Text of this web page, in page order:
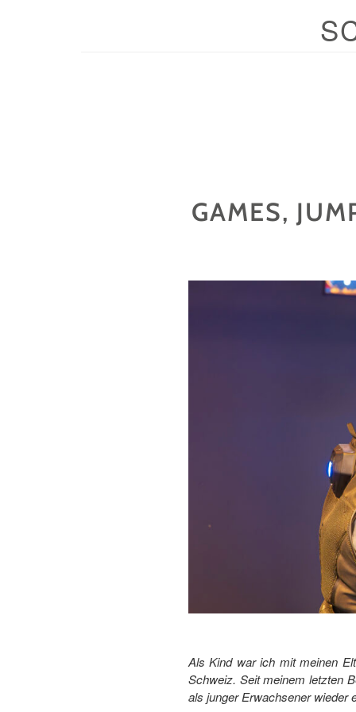
GAMES,
Als Kind war ich mit meinen
Schweiz. Seit meinem letzten
als junger Erwachsener wieder